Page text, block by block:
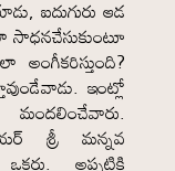
ఐదుగురు ఆడ
సాధనచేసుకుంటూ
ఇంట్లో
శ్రీ మన్నవ
అప్పటికి